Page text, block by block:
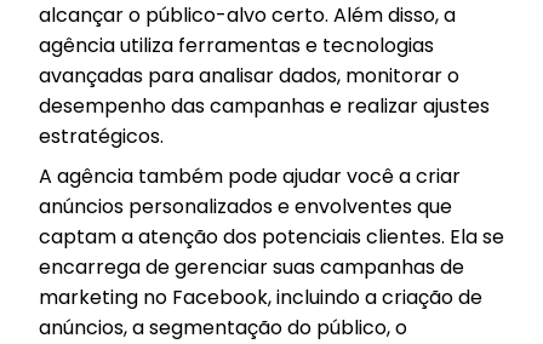
alcançar o público-alvo certo. Além disso, a
agência utiliza ferramentas e tecnologias
avançadas para analisar dados, monitorar o
desempenho das campanhas e realizar ajustes
estratégicos.
A agência também pode ajudar você a criar
anúncios personalizados e envolventes que
captam a atenção dos potenciais clientes. Ela se
encarrega de gerenciar suas campanhas de
marketing no Facebook, incluindo a criação de
anúncios, a segmentação do público, o